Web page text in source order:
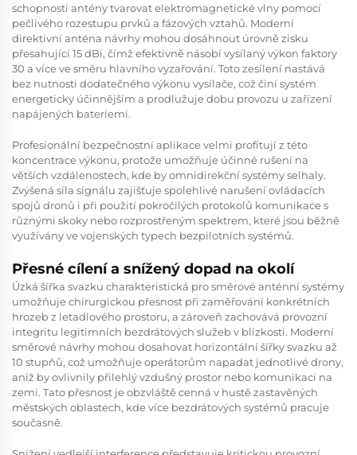
schopnosti antény tvarovat elektromagnetické vlny pomocí
pečlivého rozestupu prvků a fázových vztahů. Moderní
direktivní anténa návrhy mohou dosáhnout úrovně zisku
přesahující 15 dBi, čímž efektivně násobí vysílaný výkon faktory
30 a více ve směru hlavního vyzařování. Toto zesílení nastává
bez nutnosti dodatečného výkonu vysílače, což činí systém
energeticky účinnějším a prodlužuje dobu provozu u zařízení
napájených bateriemi.
Profesionální bezpečnostní aplikace velmi profítují z této
koncentrace výkonu, protože umožňuje účinné rušení na
větších vzdálenostech, kde by omnidirekční systémy selhaly.
Zvýšená síla signálu zajišťuje spolehlivé narušení ovládacích
spojů dronů i při použití pokročilých protokolů komunikace s
různými skoky nebo rozprostřeným spektrem, které jsou běžně
využívány ve vojenských typech bezpilotních systémů.
Přesné cílení a snížený dopad na okolí
Úzká šířka svazku charakteristická pro směrové anténní systémy
umožňuje chirurgickou přesnost při zaměřování konkrétních
hrozeb z letadlového prostoru, a zároveň zachovává provozní
integritu legitimních bezdrátových služeb v blízkosti. Moderní
směrové návrhy mohou dosahovat horizontální šířky svazku až
10 stupňů, což umožňuje operátorům napadat jednotlivé drony,
aniž by ovlivnily přilehlý vzdušný prostor nebo komunikaci na
zemi. Tato přesnost je obzvláště cenná v hustě zastavěných
městských oblastech, kde více bezdrátových systémů pracuje
současně.